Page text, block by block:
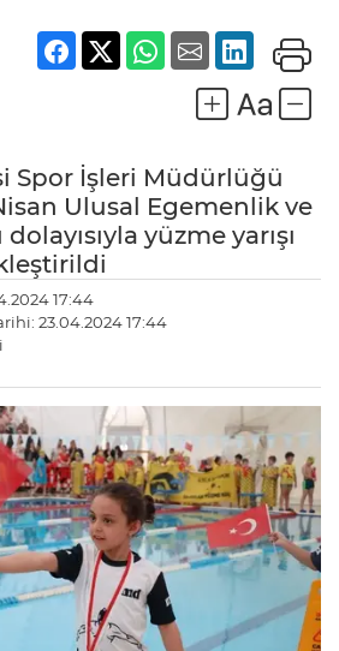
Spor İşleri Müdürlüğü
Ulusal Egemenlik ve
yüzme yarışı
17:44
23.04.2024 17:44